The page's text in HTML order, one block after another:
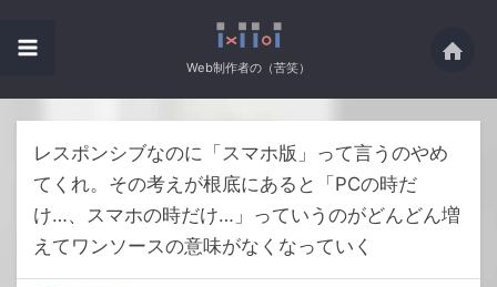
Web制作者の（苦笑）
レスポンシブなのに「スマホ版」って言うのやめ
てくれ。その考えが根底にあると「PCの時だ
け…、スマホの時だけ…」っていうのがどんどん増
えてワンソースの意味がなくなっていく